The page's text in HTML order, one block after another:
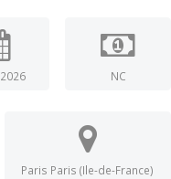
NC
Paris Paris (Ile-de-France)